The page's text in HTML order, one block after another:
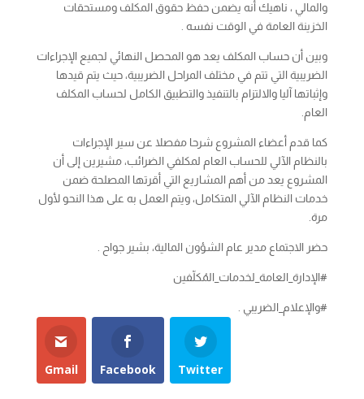
والمالي ، ناهيك أنه يضمن حفظ حقوق المكلف ومستحقات
الخزينة العامة في الوقت نفسه .
وبين أن حساب المكلف يعد هو المحصل النهائي لجميع الإجراءات
الضريبية التي تتم في مختلف المراحل الضريبية، حيث يتم قيدها
وإثباتها آليا والالتزام بالتنفيذ والتطبيق الكامل لحساب المكلف
العام.
كما قدم أعضاء المشروع شرحا مفصلا عن سير الإجراءات
بالنظام الآلي للحساب العام لمكلفي الضرائب، مشيرين إلى أن
المشروع يعد من أهم المشاريع التي أقرتها المصلحة ضمن
خدمات النظام الآلي المتكامل، ويتم العمل به على هذا النحو لأول
مرة.
حضر الاجتماع مدير عام الشؤون المالية، بشير جواح .
#الإدارة_العامة_لخدمات_المُكلّفين
#والإعلام_الضريبي .
Gmail Facebook Twitter